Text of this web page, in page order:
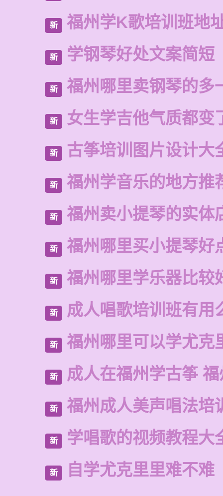
新 福州学K歌培训班地
新 学钢琴好处文案简短
新 福州哪里卖钢琴的多
新 女生学吉他气质都变
新 古筝培训图片设计大
新 福州学音乐的地方推
新 福州卖小提琴的实体
新 福州哪里买小提琴好
新 福州哪里学乐器比较
新 成人唱歌培训班有用
新 福州哪里可以学尤克
新 成人在福州学古筝
新 福州成人美声唱法培
新 学唱歌的视频教程大
新 自学尤克里里难不难